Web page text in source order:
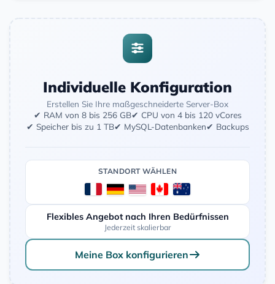
Individuelle Konfiguration
Erstellen Sie Ihre maßgeschneiderte Server-Box
✔ RAM von 8 bis 256 GB✔ CPU von 4 bis 120 vCores
✔ Speicher bis zu 1 TB✔ MySQL-Datenbanken✔ Backups
STANDORT WÄHLEN
Flexibles Angebot nach Ihren Bedürfnissen
Jederzeit skalierbar
Meine Box konfigurieren